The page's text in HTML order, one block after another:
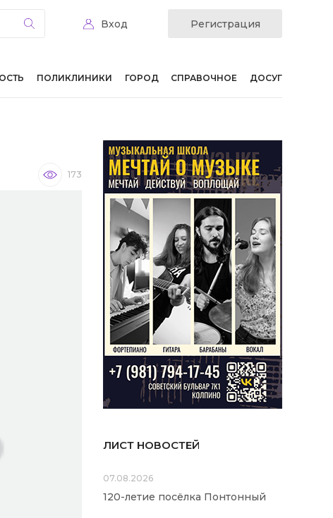
Вход Регистрация
ПОЛИКЛИНИКИ ГОРОД СПРАВОЧНОЕ ДОСУГ
173
ЛИСТ НОВОСТЕЙ
07.08.2026
120-летие посёлка Понтонный